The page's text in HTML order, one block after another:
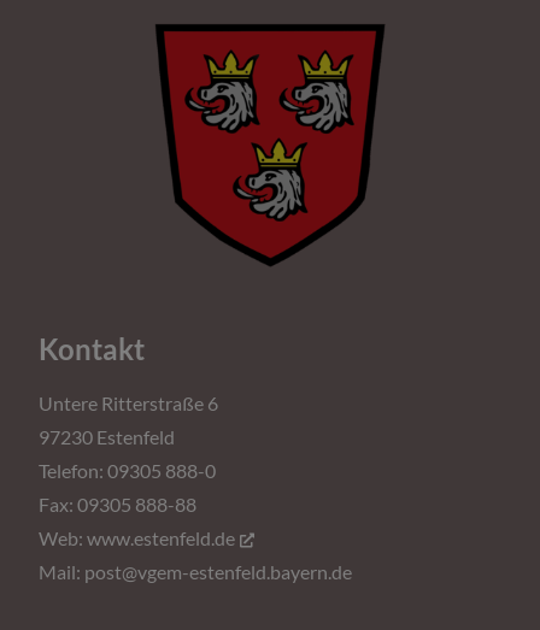
Kontakt
Untere Ritterstraße 6
97230 Estenfeld
Telefon: 09305 888-0
Fax: 09305 888-88
Web: www.estenfeld.de
Mail: post@vgem-estenfeld.bayern.de